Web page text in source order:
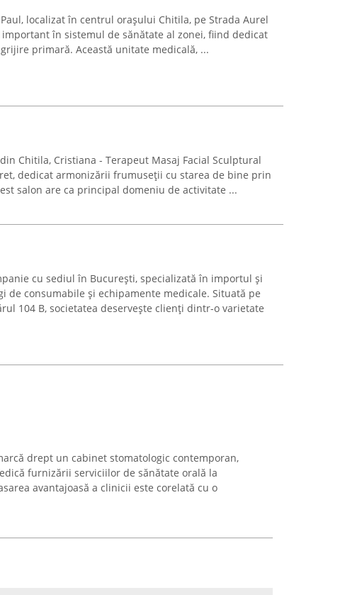
localizat în centrul orașului Chitila, pe Strada Aurel
în sistemul de sănătate al zonei, fiind dedicat
primară. Această unitate medicală, ...
Chitila, Cristiana - Terapeut Masaj Facial Sculptural
dedicat armonizării frumuseții cu starea de bine prin
salon are ca principal domeniu de activitate ...
cu sediul în București, specializată în importul și
de consumabile și echipamente medicale. Situată pe
104 B, societatea deservește clienți dintr-o varietate
drept un cabinet stomatologic contemporan,
furnizării serviciilor de sănătate orală la
avantajoasă a clinicii este corelată cu o